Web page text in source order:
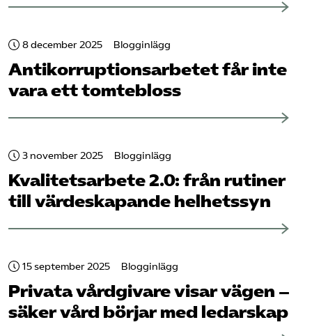
8 december 2025 Blogginlägg
Antikorruptions­arbetet får inte
vara ett tomtebloss
3 november 2025 Blogginlägg
Kvalitetsarbete 2.0: från rutiner
till värdeskapande helhetssyn
15 september 2025 Blogginlägg
Privata vårdgivare visar vägen –
säker vård börjar med ledarskap